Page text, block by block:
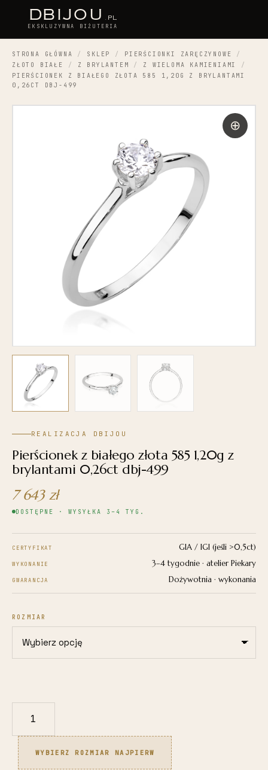
DBIJOU .PL
EKSKLUZYWNA BIŻUTERIA
STRONA GŁÓWNA / SKLEP / PIERŚCIONKI ZARĘCZYNOWE
/
ZŁOTO BIAŁE
/ Z BRYLANTEM / Z WIELOMA KAMIENIAMI
/
PIERŚCIONEK Z BIAŁEGO ZŁOTA 585 1,20G Z BRYLANTAMI
0,26CT DBJ-499
REALIZACJA DBIJOU
Pierścionek z białego złota 585 1,20g z
brylantami 0,26ct dbj-499
7 643 zł
DOSTĘPNE · WYSYŁKA 3–4 TYG.
CERTYFIKAT GIA / IGI (jeśli >0,5ct)
WYKONANIE 3–4 tygodnie · atelier Piekary
GWARANCJA Dożywotnia · wykonania
ROZMIAR
Pierścionek
białego
WYBIERZ ROZMIAR NAJPIERW